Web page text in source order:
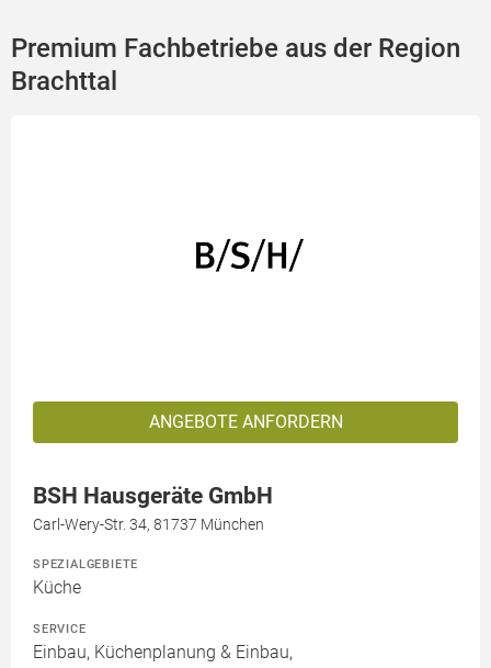
Premium Fachbetriebe aus der Region
Brachttal
ANGEBOTE ANFORDERN
BSH Hausgeräte GmbH
Carl-Wery-Str. 34, 81737 München
SPEZIALGEBIETE
Küche
SERVICE
Einbau, Küchenplanung & Einbau,